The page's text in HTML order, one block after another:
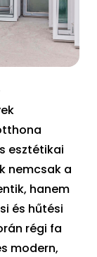
esztétikai
nemcsak a
hanem
és hűtési
régi fa
modern,